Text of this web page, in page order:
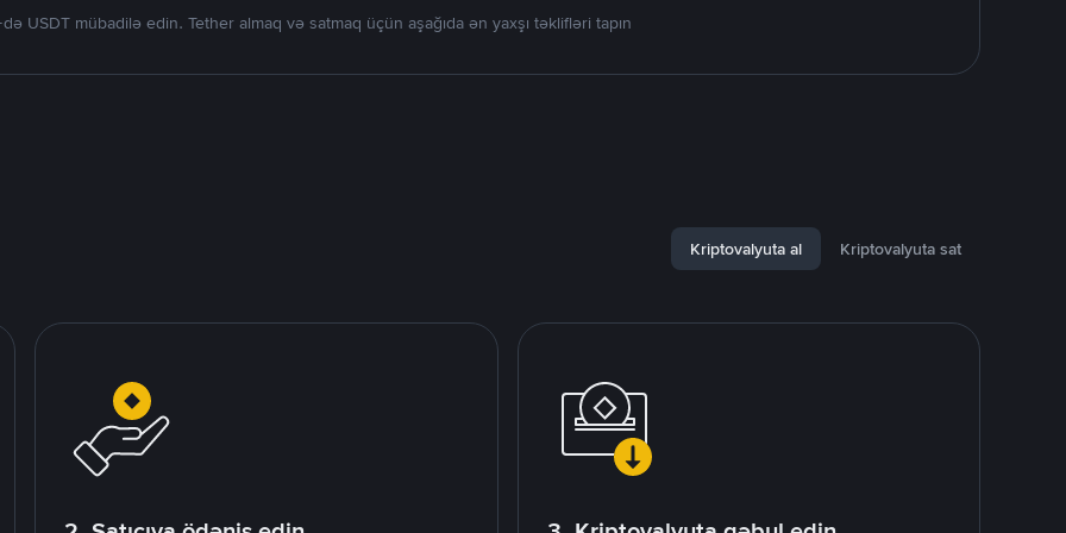
USDT mübadilə edin. Tether almaq və satmaq üçün aşağıda ən yaxşı təklifləri tapın
Kriptovalyuta al Kriptovalyuta sat